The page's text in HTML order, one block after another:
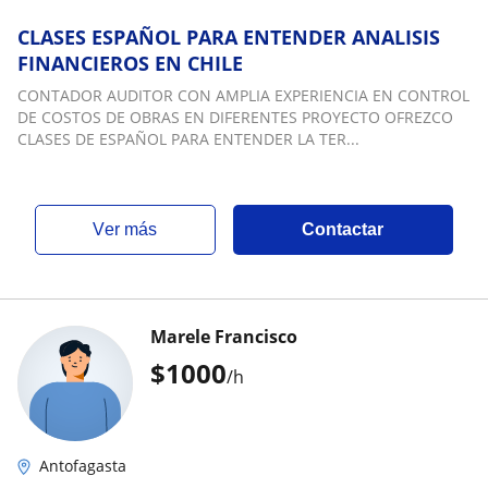
CLASES ESPAÑOL PARA ENTENDER ANALISIS
FINANCIEROS EN CHILE
CONTADOR AUDITOR CON AMPLIA EXPERIENCIA EN CONTROL
DE COSTOS DE OBRAS EN DIFERENTES PROYECTO OFREZCO
CLASES DE ESPAÑOL PARA ENTENDER LA TER...
ver más Contactar
$1000/h
Marele Francisco
Antofagasta